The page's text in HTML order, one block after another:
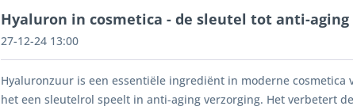
Hyaluron in cosmetica - de sleutel tot anti-aging
27-12-24 13:00
Hyaluronzuur is een essentiële ingrediënt in moderne
het een sleutelrol speelt in anti-aging verzorging. Het verbetert